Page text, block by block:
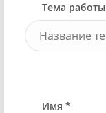
Тема работы
Имя *